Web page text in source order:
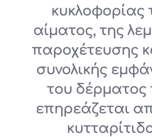
κυκλοφορίας
αίματος, της
παροχέτευσης
συνολικής
του δέρματος
επηρεάζεται